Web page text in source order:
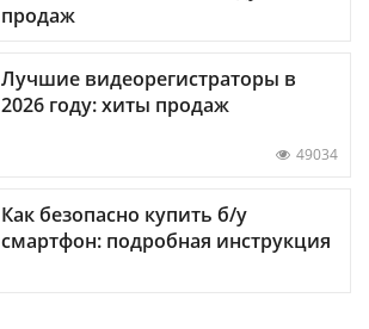
продаж
Лучшие видеорегистраторы в
2026 году: хиты продаж
49034
Как безопасно купить б/у
смартфон: подробная инструкция